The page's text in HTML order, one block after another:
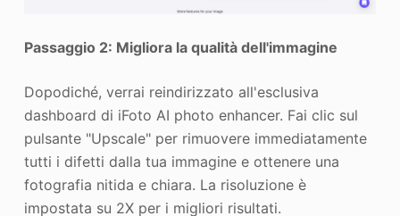
Passaggio 2: Migliora la qualità dell'immagine
Dopodiché, verrai reindirizzato all'esclusiva
dashboard di iFoto AI photo enhancer. Fai clic sul
pulsante "Upscale" per rimuovere immediatamente
tutti i difetti dalla tua immagine e ottenere una
fotografia nitida e chiara. La risoluzione è
impostata su 2X per i migliori risultati.